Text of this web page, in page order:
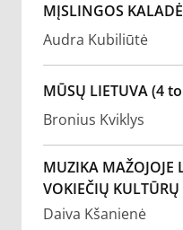
MĮSLINGOS
Audra Kubiliūtė
MŪSŲ LIETUVA (4
Bronius Kviklys
MUZIKA MAŽOJOJE
VOKIEČIŲ KULTŪRŲ
Daiva Kšanienė